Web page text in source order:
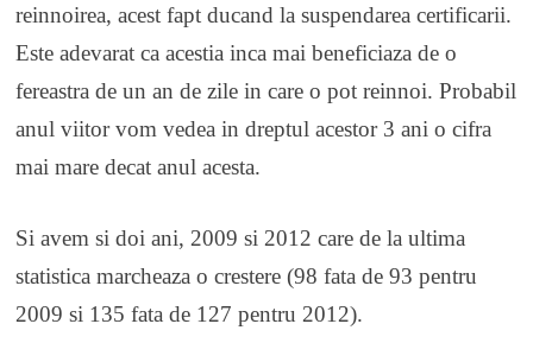
reinnoirea, acest fapt ducand la suspendarea certificarii.
Este adevarat ca acestia inca mai beneficiaza de o
fereastra de un an de zile in care o pot reinnoi. Probabil
anul viitor vom vedea in dreptul acestor 3 ani o cifra
mai mare decat anul acesta.
Si avem si doi ani, 2009 si 2012 care de la ultima
statistica marcheaza o crestere (98 fata de 93 pentru
2009 si 135 fata de 127 pentru 2012).